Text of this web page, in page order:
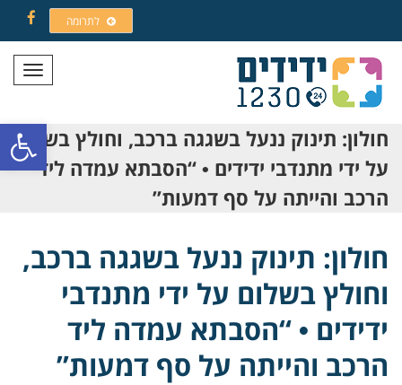
פתח
לתרומה
תפריט
חולון: תינוק ננעל בשגגה ברכב, וחולץ בשלום
על ידי מתנדבי ידידים • “הסבתא עמדה ליד
הרכב והייתה על סף דמעות”
חולון: תינוק ננעל בשגגה ברכב,
וחולץ בשלום על ידי מתנדבי
ידידים • “הסבתא עמדה ליד
הרכב והייתה על סף דמעות”